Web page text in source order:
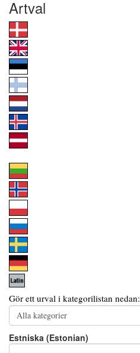
Artval
Gör ett urval i kategorilistan nedan:
Estniska (Estonian)